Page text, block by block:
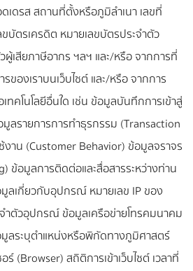
เดรส สถานที่ตั้งหรือภูมิลำเนา เลขที่
บัตรเครดิต หมายเลขบัตรประจำตัว
ผู้เสียภาษีอากร ฯลฯ และ/หรือ จากการที่
ของเราบนเว็บไซต์ และ/หรือ จากการ
คโนโลยีอื่นใด เช่น ข้อมูลบันทึกการเข้าสู่
ลรายการการทำธุรกรรม (Transaction
าน (Customer Behavior) ข้อมูลจราจร
ข้อมูลการติดต่อและสื่อสารระหว่างท่าน
มูลเกี่ยวกับอุปกรณ์ หมายเลข IP ของ
ำตัวอุปกรณ์ ข้อมูลเครือข่ายโทรคมนาคม
ลระบุตำแหน่งหรือพิกัดทางภูมิศาสตร์
ร์ (Browser) สถิติการเข้าเว็บไซต์ เวลาที่